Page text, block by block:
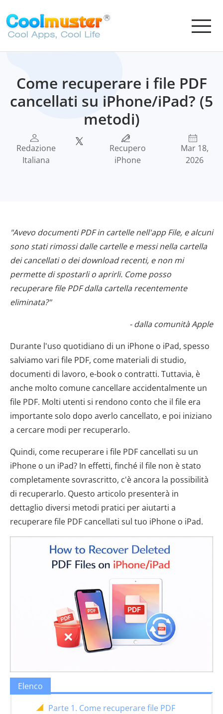
Come recuperare i file PDF
cancellati su iPhone/iPad? (5
metodi)
Redazione
Italiana
Recupero
iPhone
Mar 18,
2026
"Avevo documenti PDF in cartelle nell'app File, e alcuni
sono stati rimossi dalle cartelle e messi nella cartella
dei cancellati o dei download recenti, e non mi
permette di spostarli o aprirli. Come posso
recuperare file PDF dalla cartella recentemente
eliminata?"
- dalla comunità Apple
Durante l'uso quotidiano di un iPhone o iPad, spesso
salviamo vari file PDF, come materiali di studio,
documenti di lavoro, e-book o contratti. Tuttavia, è
anche molto comune cancellare accidentalmente un
file PDF. Molti utenti si rendono conto che il file era
importante solo dopo averlo cancellato, e poi iniziano
a cercare modi per recuperarlo.
Quindi, come recuperare i file PDF cancellati su un
iPhone o un iPad? In effetti, finché il file non è stato
completamente sovrascritto, c'è ancora la possibilità
di recuperarlo. Questo articolo presenterà in
dettaglio diversi metodi pratici per aiutarti a
recuperare file PDF cancellati sul tuo iPhone o iPad.
Elenco
Parte 1. Come recuperare file PDF